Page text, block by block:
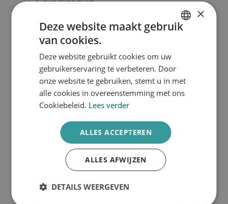
Gevoelige huid
Verouderde huid
Vette huid
Product categorieën
Dagverzorging
Gezicht
Huidbooster
Make-up
Nachtverzorging
Reiniging
Zonbescherming
×
Deze website maakt gebruik
van cookies.
Deze website gebruikt cookies om uw
gebruikerservaring te verbeteren. Door
onze website te gebruiken, stemt u in met
alle cookies in overeenstemming met ons
Cookiebeleid. Lees verder
ALLES ACCEPTEREN
ALLES AFWIJZEN
DETAILS WEERGEVEN